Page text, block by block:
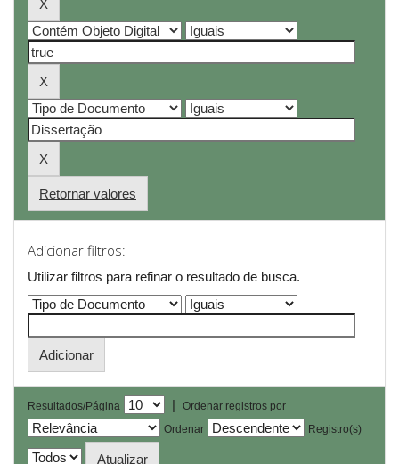
Retornar valores
Adicionar filtros:
Utilizar filtros para refinar o resultado de busca.
Resultados/Página |
Ordenar registros por
Ordenar
Registro(s)